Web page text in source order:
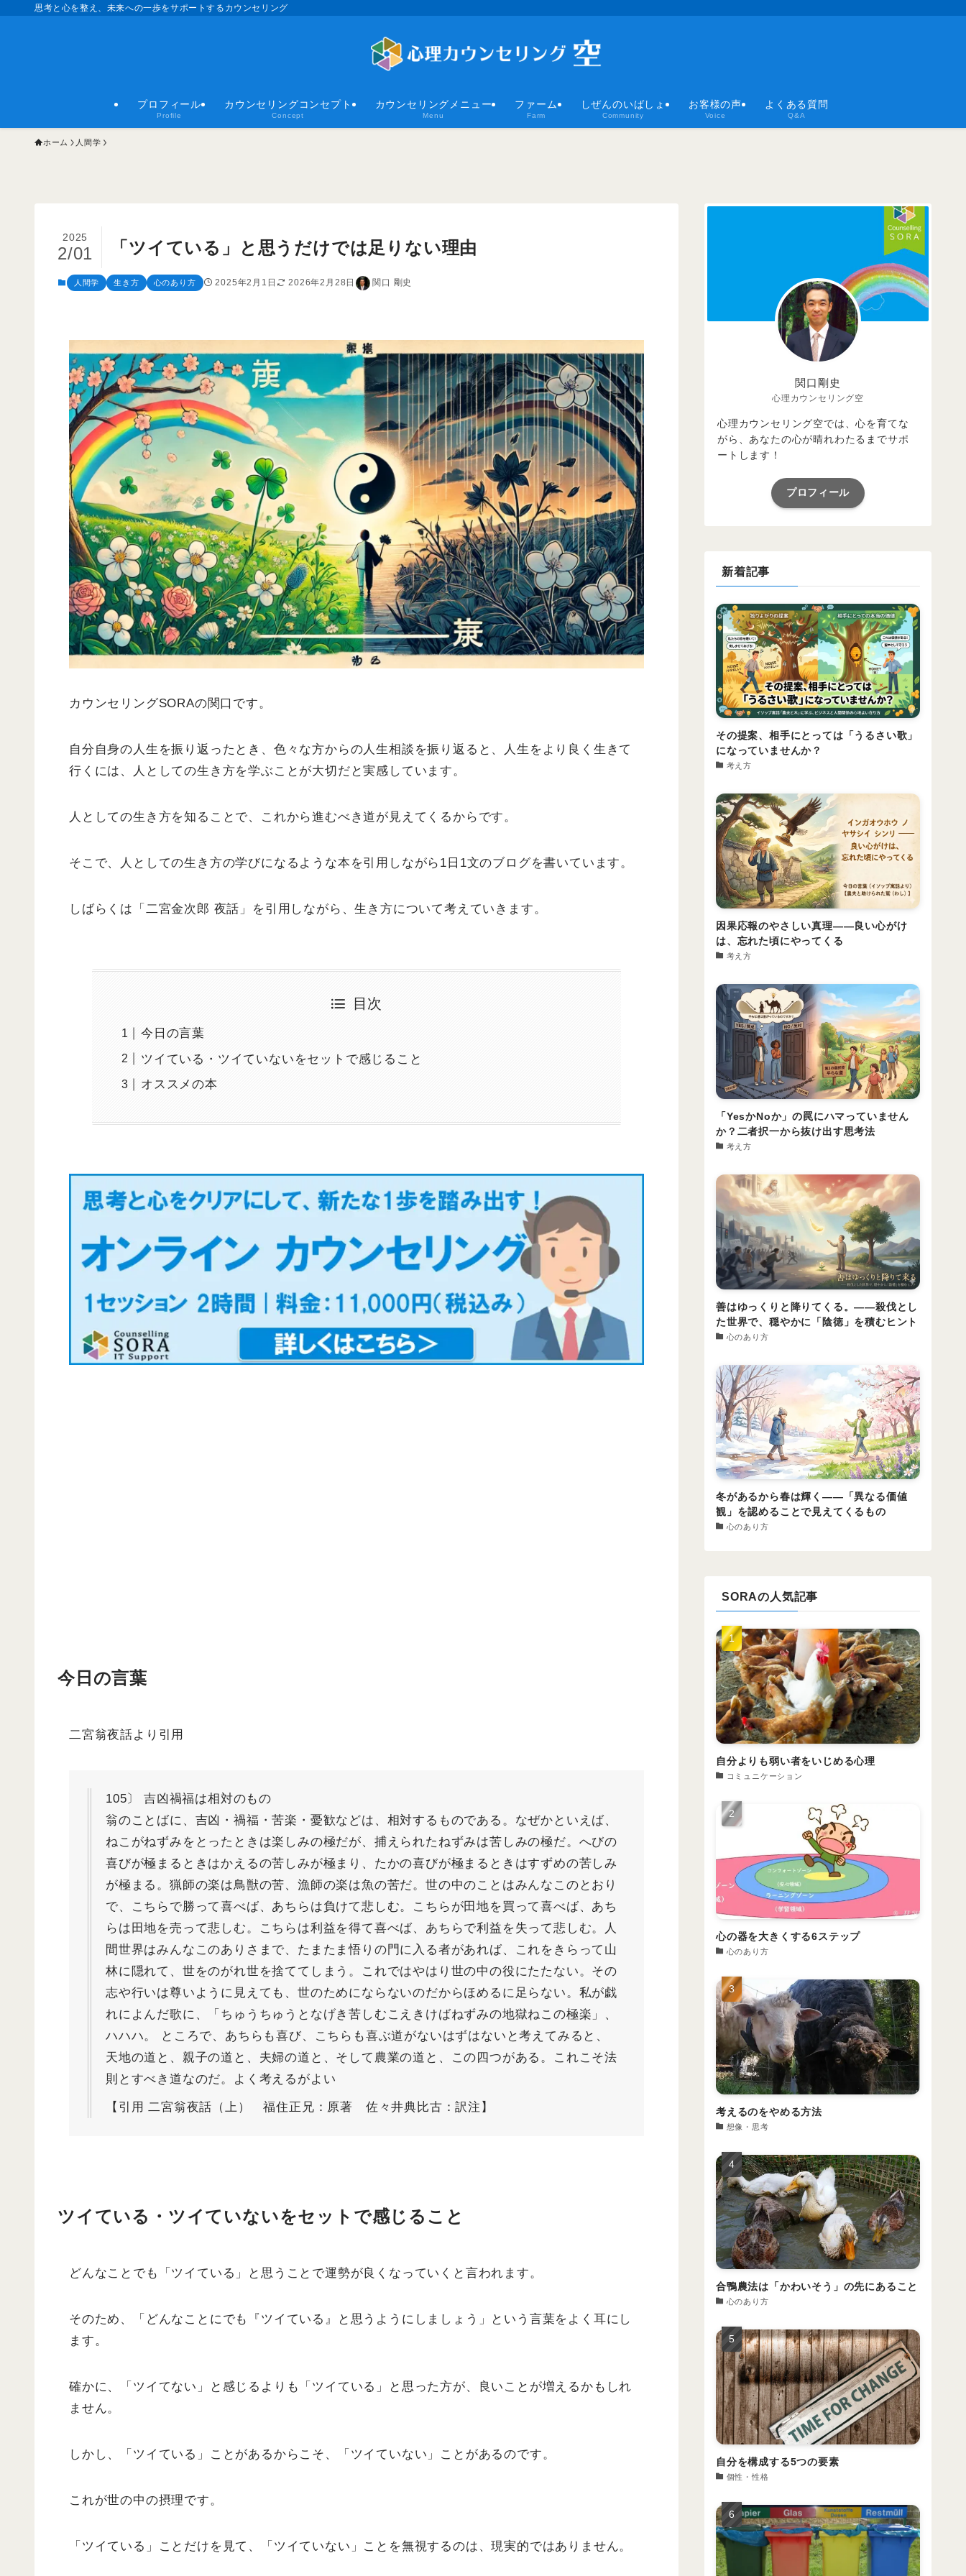
思考と心を整え、未来への一歩をサポートするカウンセリング
プロフィール
Profile
カウンセリングコンセプト
Concept
カウンセリングメニュー
Menu
ファーム
Farm
しぜんのいばしょ
Community
お客様の声
Voice
よくある質問
Q&A
ホーム 人間学
「ツイている」と思うだけでは足りない理由
2025
2/01
人間学 生き方 心のあり方 2025年2月1日 2026年2月28日 関口 剛史
カウンセリングSORAの関口です。
自分自身の人生を振り返ったとき、色々な方からの人生相談を振り返ると、人生をより良く生きて
行くには、人としての生き方を学ぶことが大切だと実感しています。
人としての生き方を知ることで、これから進むべき道が見えてくるからです。
そこで、人としての生き方の学びになるような本を引用しながら1日1文のブログを書いています。
しばらくは「二宮金次郎 夜話」を引用しながら、生き方について考えていきます。
目次
今日の言葉
ツイている・ツイていないをセットで感じること
オススメの本
今日の言葉
二宮翁夜話より引用
105〕 吉凶禍福は相対のもの
翁のことばに、吉凶・禍福・苦楽・憂歓などは、相対するものである。なぜかといえば、
ねこがねずみをとったときは楽しみの極だが、捕えられたねずみは苦しみの極だ。へびの
喜びが極まるときはかえるの苦しみが極まり、たかの喜びが極まるときはすずめの苦しみ
が極まる。猟師の楽は鳥獣の苦、漁師の楽は魚の苦だ。世の中のことはみんなこのとおり
で、こちらで勝って喜べば、あちらは負けて悲しむ。こちらが田地を買って喜べば、あち
らは田地を売って悲しむ。こちらは利益を得て喜べば、あちらで利益を失って悲しむ。人
間世界はみんなこのありさまで、たまたま悟りの門に入る者があれば、これをきらって山
林に隠れて、世をのがれ世を捨ててしまう。これではやはり世の中の役にたたない。その
志や行いは尊いように見えても、世のためにならないのだからほめるに足らない。私が戯
れによんだ歌に、「ちゅうちゅうとなげき苦しむこえきけばねずみの地獄ねこの極楽」、
ハハハ。 ところで、あちらも喜び、こちらも喜ぶ道がないはずはないと考えてみると、
天地の道と、親子の道と、夫婦の道と、そして農業の道と、この四つがある。これこそ法
則とすべき道なのだ。よく考えるがよい
【引用 二宮翁夜話（上） 福住正兄：原著 佐々井典比古：訳注】
ツイている・ツイていないをセットで感じること
どんなことでも「ツイている」と思うことで運勢が良くなっていくと言われます。
そのため、「どんなことにでも『ツイている』と思うようにしましょう」という言葉をよく耳にし
ます。
確かに、「ツイてない」と感じるよりも「ツイている」と思った方が、良いことが増えるかもしれ
ません。
しかし、「ツイている」ことがあるからこそ、「ツイていない」ことがあるのです。
これが世の中の摂理です。
「ツイている」ことだけを見て、「ツイていない」ことを無視するのは、現実的ではありません。
関口剛史
心理カウンセリング空
心理カウンセリング空では、心を育てな
がら、あなたの心が晴れわたるまでサポ
ートします！
プロフィール
新着記事
その提案、相手にとっては「うるさい歌」
になっていませんか？
考え方
因果応報のやさしい真理――良い心がけ
は、忘れた頃にやってくる
考え方
「YesかNoか」の罠にハマっていません
か？二者択一から抜け出す思考法
考え方
善はゆっくりと降りてくる。――殺伐とし
た世界で、穏やかに「陰徳」を積むヒント
心のあり方
冬があるから春は輝く――「異なる価値
観」を認めることで見えてくるもの
心のあり方
SORAの人気記事
自分よりも弱い者をいじめる心理
コミュニケーション
心の器を大きくする6ステップ
心のあり方
考えるのをやめる方法
想像・思考
合鴨農法は「かわいそう」の先にあること
心のあり方
自分を構成する5つの要素
個性・性格